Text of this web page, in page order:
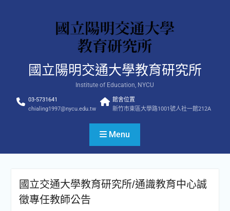
國立陽明交通大學教育研究所
Institute of Education, NYCU
03-5731641
chialing1997@nycu.edu.tw
館舍位置
新竹市東區大學路1001號人社一館212A
Menu
國立交通大學教育研究所/通識教育中心誠
徵專任教師公告